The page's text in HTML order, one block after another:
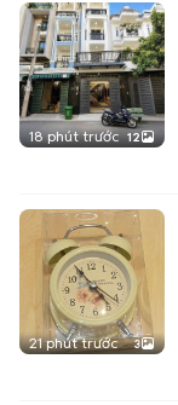
18 phút trước 12
21 phút trước 3